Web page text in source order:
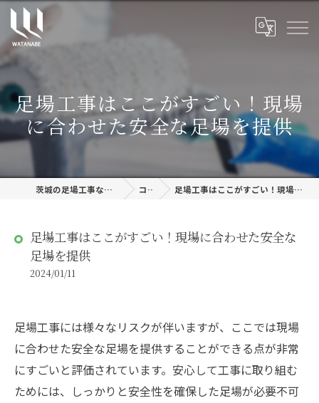
足場工事はここがすごい！現場
に合わせた安全な足場を提供
茨城の足場工事なら株式会社渡邊建設 コラム 足場工事はここがすごい！現場に合わせた安全な足場を提供
足場工事はここがすごい！現場に合わせた安全な
足場を提供
2024/01/11
足場工事には様々なリスクが伴いますが、ここでは現場
に合わせた安全な足場を提供することができる点が非常
にすごいと評価されています。安心して工事に取り組む
ためには、しっかりと安全性を確保した足場が必要不可